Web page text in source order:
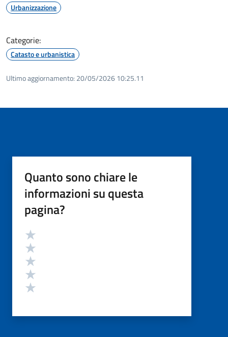
Urbanizzazione
Categorie:
Catasto e urbanistica
Ultimo aggiornamento: 20/05/2026 10:25.11
Quanto sono chiare le
informazioni su questa
pagina?
Valutazione